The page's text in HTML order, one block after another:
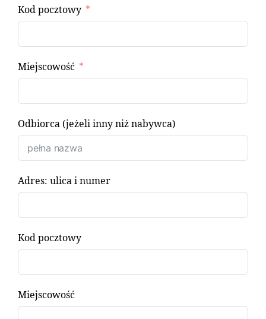
Kod pocztowy
Miejscowość
Odbiorca (jeżeli inny niż nabywca)
Adres: ulica i numer
Kod pocztowy
Miejscowość